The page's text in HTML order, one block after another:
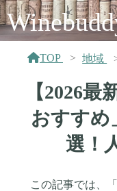
TOP 地域
【2026
おすすめ
選！
この記事では、